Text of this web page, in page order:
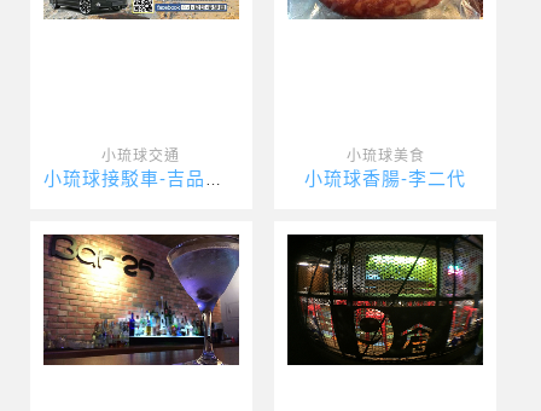
小琉球交通 小琉球美食
小琉球香腸-李二代